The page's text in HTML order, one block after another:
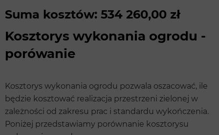
Suma kosztów: 534 260,00 zł
Kosztorys wykonania ogrodu -
porówanie
Kosztorys wykonania ogrodu pozwala oszacować, ile
będzie kosztować realizacja przestrzeni zielonej w
zależności od zakresu prac i standardu wykończenia.
Poniżej przedstawiamy porównanie kosztorysu